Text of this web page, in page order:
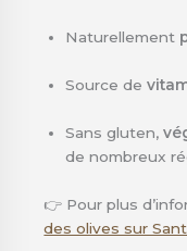
Naturellement
Source de
Sans gluten,
de nombreux
👉 Pour plus
des olives sur